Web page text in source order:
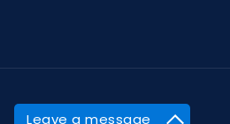
Leave a message